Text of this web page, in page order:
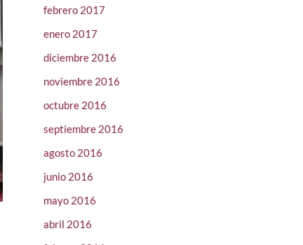
febrero 2017
enero 2017
diciembre 2016
noviembre 2016
octubre 2016
septiembre 2016
agosto 2016
junio 2016
mayo 2016
abril 2016